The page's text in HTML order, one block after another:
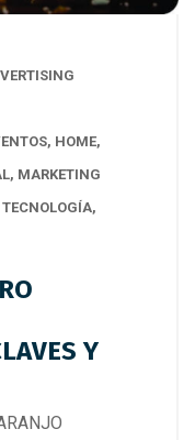
, HOME,
, MARKETING
TECNOLOGÍA,
Y